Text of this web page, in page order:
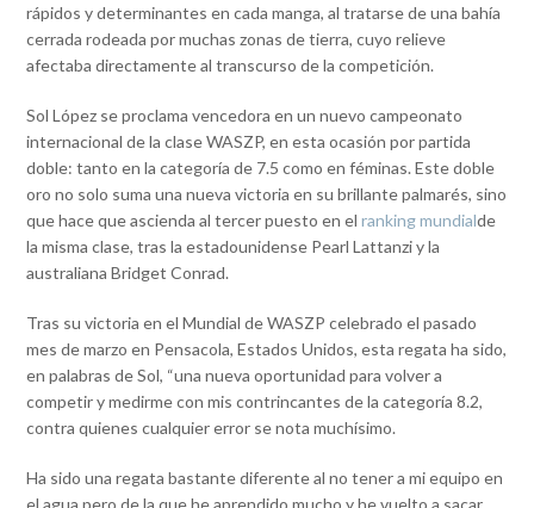
rápidos y determinantes en cada manga, al tratarse de una bahía
cerrada rodeada por muchas zonas de tierra, cuyo relieve
afectaba directamente al transcurso de la competición.
Sol López se proclama vencedora en un nuevo campeonato
internacional de la clase WASZP, en esta ocasión por partida
doble: tanto en la categoría de 7.5 como en féminas. Este doble
oro no solo suma una nueva victoria en su brillante palmarés, sino
que hace que ascienda al tercer puesto en elranking mundialde
la misma clase, tras la estadounidense Pearl Lattanzi y la
australiana Bridget Conrad.
Tras su victoria en el Mundial de WASZP celebrado el pasado
mes de marzo en Pensacola, Estados Unidos, esta regata ha sido,
en palabras de Sol, “una nueva oportunidad para volver a
competir y medirme con mis contrincantes de la categoría 8.2,
contra quienes cualquier error se nota muchísimo.
Ha sido una regata bastante diferente al no tener a mi equipo en
el agua pero de la que he aprendido mucho y he vuelto a sacar